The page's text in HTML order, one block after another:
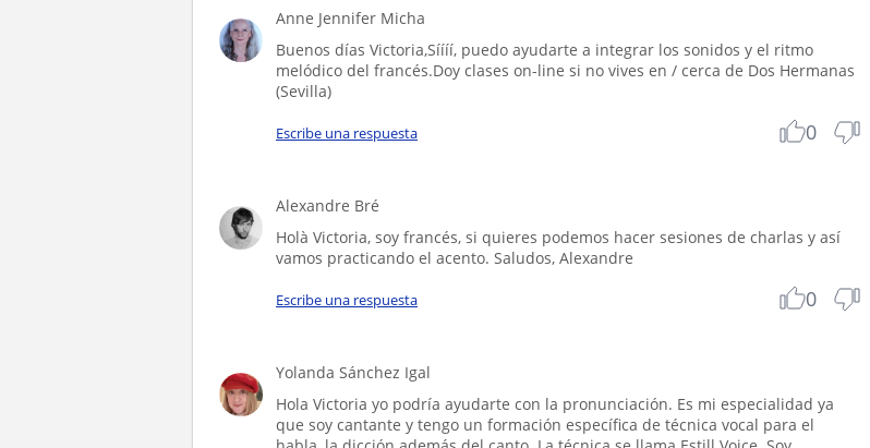
Anne Jennifer Micha
Buenos días Victoria,Síííí, puedo ayudarte a integrar los sonidos y el ritmo
melódico del francés.Doy clases on-line si no vives en / cerca de Dos Hermanas
(Sevilla)
Escribe una respuesta 0
Alexandre Bré
Holà Victoria, soy francés, si quieres podemos hacer sesiones de charlas y así
vamos practicando el acento. Saludos, Alexandre
Escribe una respuesta 0
Yolanda Sánchez Igal
Hola Victoria yo podría ayudarte con la pronunciación. Es mi especialidad ya
que soy cantante y tengo un formación específica de técnica vocal para el